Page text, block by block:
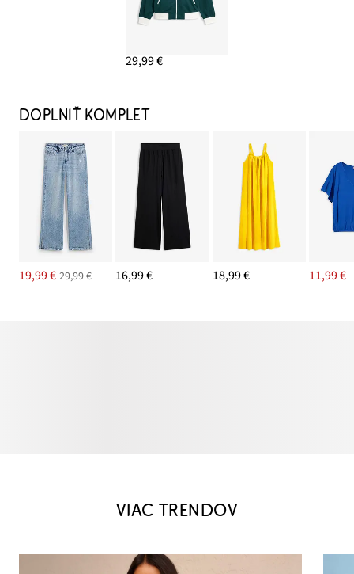
29,99 €
DOPLNIŤ KOMPLET
19,99 € 29,99 € 16,99 € 18,99 € 11,99 €
VIAC TRENDOV